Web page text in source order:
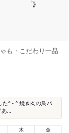
も・こだわり一品
た^ - ^ 焼き肉の鳥バ
...
木 金